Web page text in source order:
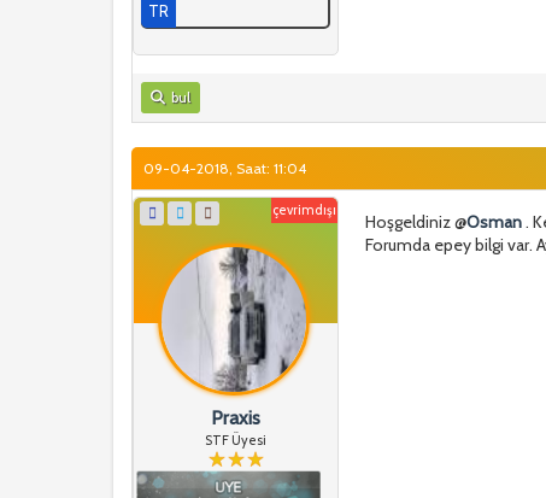
TR
bul
09-04-2018, Saat: 11:04
çevrimdışı
Praxis
STF Üyesi
Hoşgeldiniz @Osman.
Forumda epey bilgi var.